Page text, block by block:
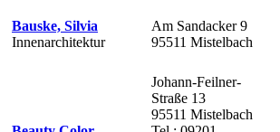
Bauske, Silvia
Innenarchitektur
Am Sandacker 9
95511 Mistelbach
Johann-Feilner-
Straße 13
95511 Mistelbach